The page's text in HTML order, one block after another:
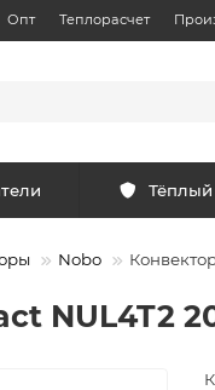
Опт Теплорасчет
Nobo
NUL4T2